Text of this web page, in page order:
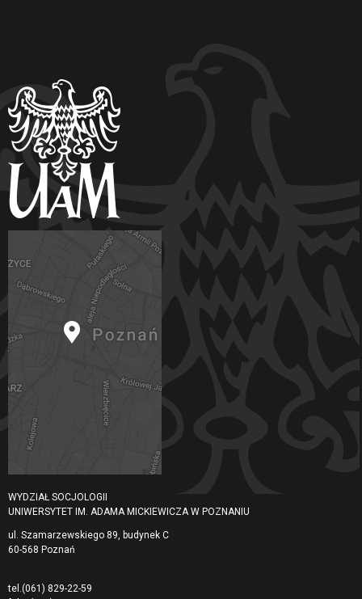
WYDZIAŁ SOCJOLOGII
UNIWERSYTET IM. ADAMA MICKIEWICZA W POZNANIU
ul. Szamarzewskiego 89, budynek C
60-568 Poznań
tel. (061) 829-22-59